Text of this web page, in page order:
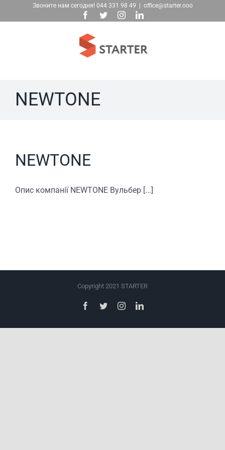
to
Звоните нам сегодня! 044 331 98 49 office@starter.ooo
Facebook
TwitterInstagramLinkedIn
NEWTONE
NEWTONE
Опис компанії NEWTONE Вульбер [...]
Copyright 2021 STARTER
Facebook
TwitterInstagramLinkedIn